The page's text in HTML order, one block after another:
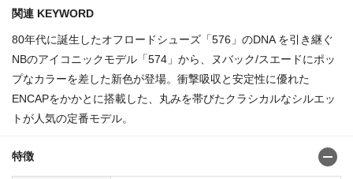
関連 KEYWORD
80年代に誕生したオフロードシューズ「576」のDNA を引き継ぐ
NBのアイコニックモデル「574」から、ヌバック/スエードにポッ
プなカラーを差した新色が登場。衝撃吸収と安定性に優れた
ENCAPをかかとに搭載した、丸みを帯びたクラシカルなシルエッ
トが人気の定番モデル。
特徴